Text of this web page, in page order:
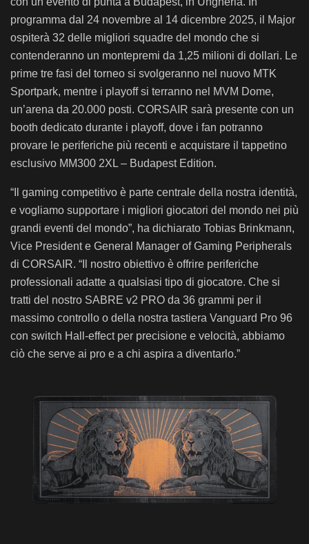
programma dal 24 novembre al 14 dicembre 2025, il Major
ospiterà 32 delle migliori squadre del mondo che si
contenderanno un montepremi da 1,25 milioni di dollari. Le
prime tre fasi del torneo si svolgeranno nel nuovo MTK
Sportpark, mentre i playoff si terranno nel MVM Dome,
un’arena da 20.000 posti. CORSAIR sarà presente con un
booth dedicato durante i playoff, dove i fan potranno
provare le periferiche più recenti e acquistare il tappetino
esclusivo MM300 2XL – Budapest Edition.
“Il gaming competitivo è parte centrale della nostra identità,
e vogliamo supportare i migliori giocatori del mondo nei più
grandi eventi del mondo”, ha dichiarato Tobias Brinkmann,
Vice President e General Manager of Gaming Peripherals
di CORSAIR. “Il nostro obiettivo è offrire periferiche
professionali adatte a qualsiasi tipo di giocatore. Che si
tratti del nostro SABRE v2 PRO da 36 grammi per il
massimo controllo o della nostra tastiera Vanguard Pro 96
con switch Hall-effect per precisione e velocità, abbiamo
ciò che serve ai pro e a chi aspira a diventarlo.”